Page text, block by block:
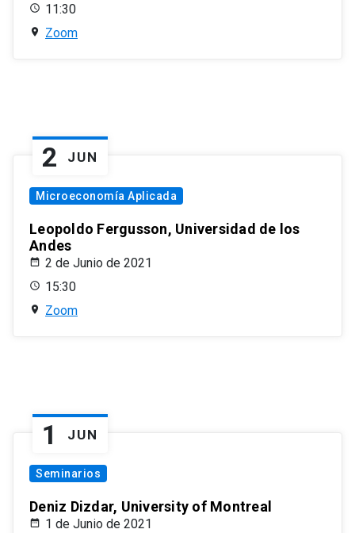
11:30
Zoom
2 JUN
Microeconomía Aplicada
Leopoldo Fergusson, Universidad de los
Andes
2 de Junio de 2021
15:30
Zoom
1 JUN
Seminarios
Deniz Dizdar, University of Montreal
1 de Junio de 2021